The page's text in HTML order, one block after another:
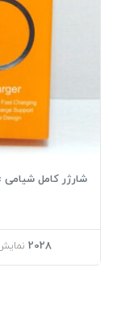
شارژر کامل شیامی type-c
2028